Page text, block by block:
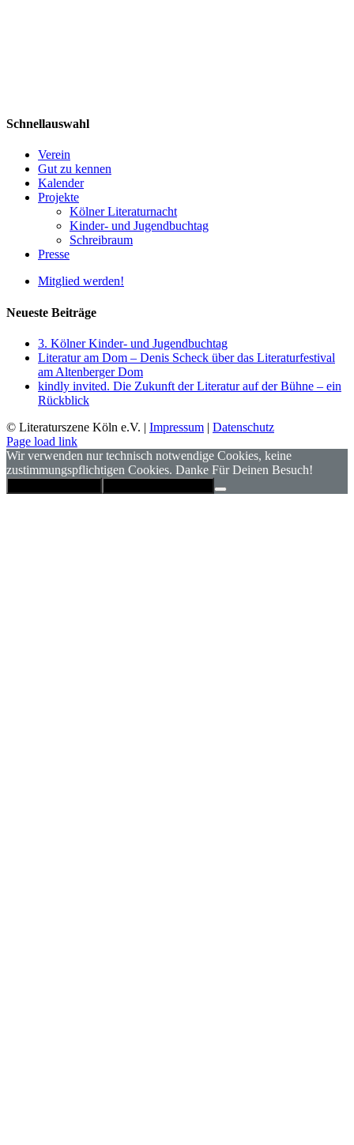
Schnellauswahl
Verein
Gut zu kennen
Kalender
Projekte
Kölner Literaturnacht
Kinder- und Jugendbuchtag
Schreibraum
Presse
Mitglied werden!
Neueste Beiträge
3. Kölner Kinder- und Jugendbuchtag
Literatur am Dom – Denis Scheck über das Literaturfestival
am Altenberger Dom
kindly invited. Die Zukunft der Literatur auf der Bühne – ein
Rückblick
© Literaturszene Köln e.V. | Impressum | Datenschutz
Page load link
Wir verwenden nur technisch notwendige Cookies, keine
zustimmungspflichtigen Cookies. Danke Für Deinen Besuch!